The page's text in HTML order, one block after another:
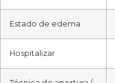
Estado de edema
Hospitalizar